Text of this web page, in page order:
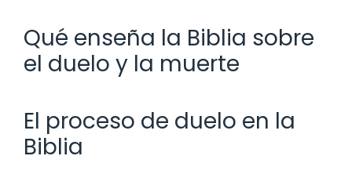
Qué enseña la Biblia sobre
el duelo y la muerte
El proceso de duelo en la
Biblia